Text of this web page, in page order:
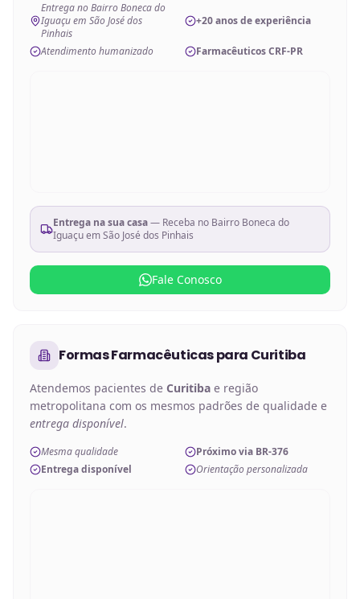
Entrega no Bairro Boneca do
Iguaçu em São José dos
Pinhais
+20 anos de experiência
Atendimento humanizado Farmacêuticos CRF-PR
Entrega na sua casa— Receba no Bairro Boneca do
Iguaçu em São José dos Pinhais
Fale Conosco
Formas Farmacêuticaspara Curitiba
Atendemos pacientes de Curitiba e região
metropolitana com os mesmos padrões de qualidade e
entrega disponível.
Mesma qualidade
Próximo via BR-376
Entrega disponível
Orientação personalizada